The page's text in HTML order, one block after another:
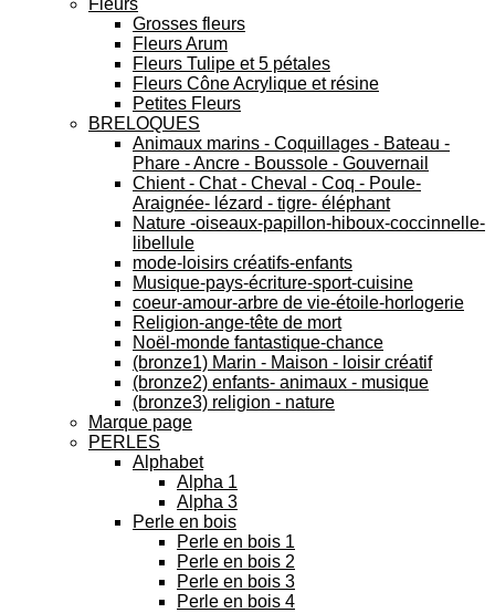
Fleurs
Grosses fleurs
Fleurs Arum
Fleurs Tulipe et 5 pétales
Fleurs Cône Acrylique et résine
Petites Fleurs
BRELOQUES
Animaux marins - Coquillages - Bateau -
Phare - Ancre - Boussole - Gouvernail
Chient - Chat - Cheval - Coq - Poule-
Araignée- lézard - tigre- éléphant
Nature -oiseaux-papillon-hiboux-coccinnelle-
libellule
mode-loisirs créatifs-enfants
Musique-pays-écriture-sport-cuisine
coeur-amour-arbre de vie-étoile-horlogerie
Religion-ange-tête de mort
Noël-monde fantastique-chance
(bronze1) Marin - Maison - loisir créatif
(bronze2) enfants- animaux - musique
(bronze3) religion - nature
Marque page
PERLES
Alphabet
Alpha 1
Alpha 3
Perle en bois
Perle en bois 1
Perle en bois 2
Perle en bois 3
Perle en bois 4